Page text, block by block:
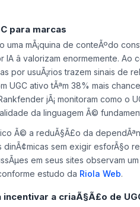
com IA. Vamos descobrir como
para marcas
uma mÃ¡quina de conteÃºdo
â valorizam enormemente. Ao
por usuÃ¡rios trazem sinais de
UGC ativo tÃªm 38% mais
jÃ¡ monitoram como o
da linguagem Ã©
Ã© a reduÃ§Ã£o da
dinÃ¢micas sem exigir esforÃ§o
em seus sites observam